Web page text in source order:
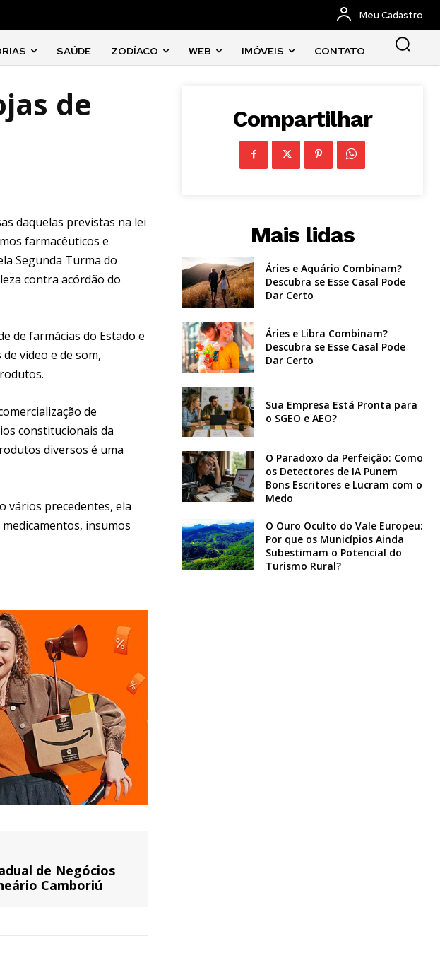
Meu Cadastro
SAÚDE ZODÍACO WEB IMÓVEIS CONTATO
de
daquelas previstas na lei
farmacêuticos e
Segunda Turma do
contra acórdão do
de farmácias do Estado e
vídeo e de som,
de
constitucionais da
diversos é uma
vários precedentes, ela
insumos
de Negócios
Camboriú
Compartilhar
Mais lidas
Áries e Aquário Combinam?
Descubra se Esse Casal Pode
Dar Certo
Áries e Libra Combinam?
Descubra se Esse Casal Pode
Dar Certo
Sua Empresa Está Pronta para
o SGEO e AEO?
O Paradoxo da Perfeição: Como
os Detectores de IA Punem
Bons Escritores e Lucram com o
Medo
O Ouro Oculto do Vale Europeu:
Por que os Municípios Ainda
Subestimam o Potencial do
Turismo Rural?